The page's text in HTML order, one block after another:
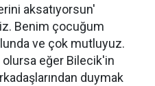
aksatıyorsun'
Benim çocuğum
ve çok mutluyuz.
eğer Bilecik'in
duymak